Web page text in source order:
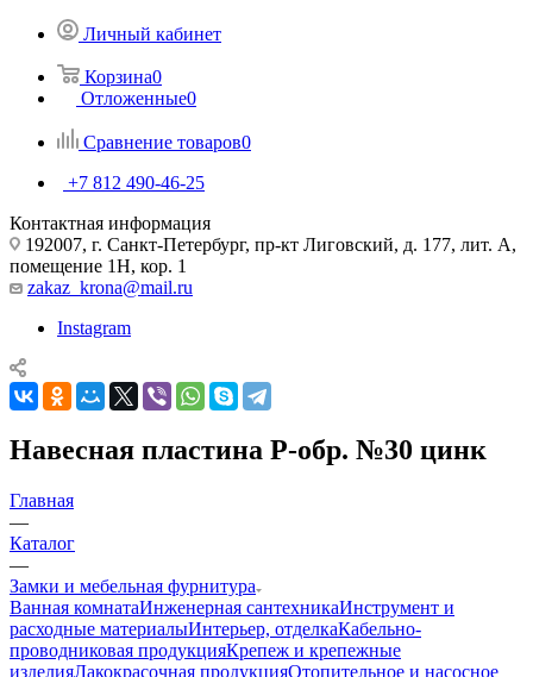
Личный кабинет
Корзина0
Отложенные0
Сравнение товаров0
+7 812 490-46-25
Контактная информация
192007, г. Санкт-Петербург, пр-кт Лиговский, д. 177, лит. А,
помещение 1Н, кор. 1
zakaz_krona@mail.ru
Instagram
Навесная пластина Р-обр. №30 цинк
Главная
—
Каталог
—
Замки и мебельная фурнитура
Ванная комнатаИнженерная сантехникаИнструмент и
расходные материалыИнтерьер, отделкаКабельно-
проводниковая продукцияКрепеж и крепежные
изделияЛакокрасочная продукцияОтопительное и насосное